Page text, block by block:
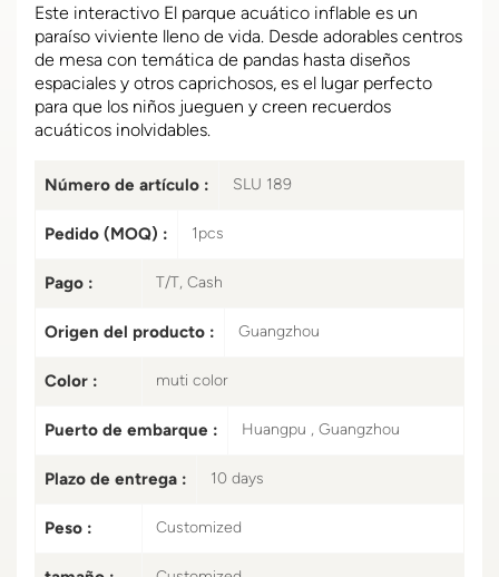
Este interactivo El parque acuático inflable es un
paraíso viviente lleno de vida. Desde adorables centros
de mesa con temática de pandas hasta diseños
espaciales y otros caprichosos, es el lugar perfecto
para que los niños jueguen y creen recuerdos
acuáticos inolvidables.
Número de artículo : SLU 189
Pedido (MOQ) : 1pcs
Pago : T/T, Cash
Origen del producto : Guangzhou
Color : muti color
Puerto de embarque : Huangpu , Guangzhou
Plazo de entrega : 10 days
Peso : Customized